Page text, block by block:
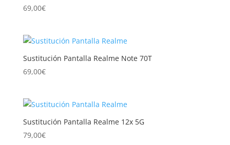
69,00€
Sustitución Pantalla Realme Note 70T
69,00€
Sustitución Pantalla Realme 12x 5G
79,00€